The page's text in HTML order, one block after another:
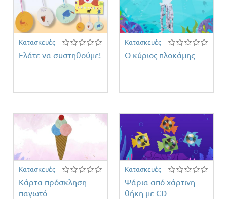
Κατασκευές
Ελάτε να συστηθούμε!
Κατασκευές
Ο κύριος πλοκάμης
Κατασκευές
Κάρτα πρόσκληση
παγωτό
Κατασκευές
Ψάρια από χάρτινη
θήκη με CD